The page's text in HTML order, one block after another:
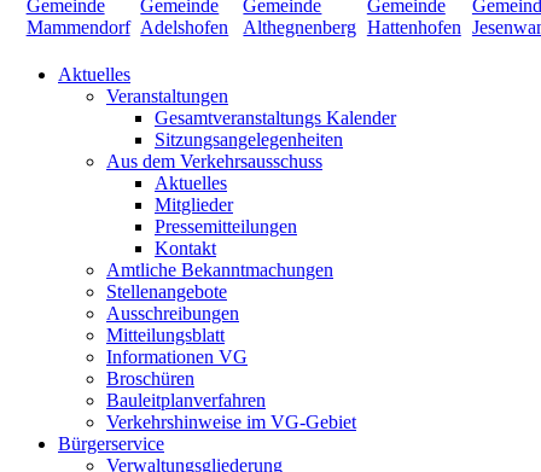
Aktuelles
Veranstaltungen
Gesamtveranstaltungs Kalender
Sitzungsangelegenheiten
Aus dem Verkehrsausschuss
Aktuelles
Mitglieder
Pressemitteilungen
Kontakt
Amtliche Bekanntmachungen
Stellenangebote
Ausschreibungen
Mitteilungsblatt
Informationen VG
Broschüren
Bauleitplanverfahren
Verkehrshinweise im VG-Gebiet
Bürgerservice
Verwaltungsgliederung